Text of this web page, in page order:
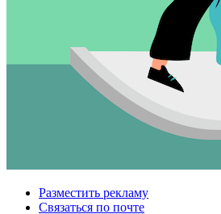
Разместить рекламу
Связаться по почте